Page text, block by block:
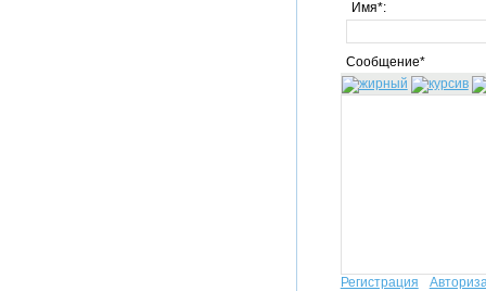
Имя*:
Сообщение*
Регистрация